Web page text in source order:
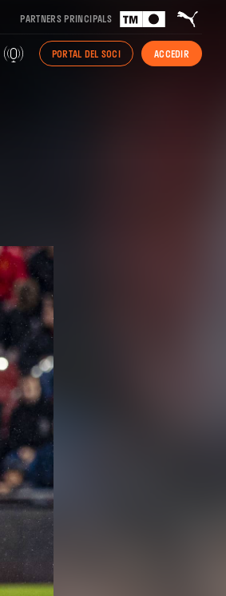
PARTNERS PRINCIPALS
PORTAL DEL SOCI ACCEDIR